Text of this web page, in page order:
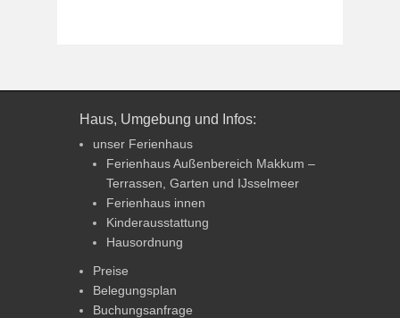
Haus, Umgebung und Infos:
unser Ferienhaus
Ferienhaus Außenbereich Makkum –
Terrassen, Garten und IJsselmeer
Ferienhaus innen
Kinderausstattung
Hausordnung
Preise
Belegungsplan
Buchungsanfrage